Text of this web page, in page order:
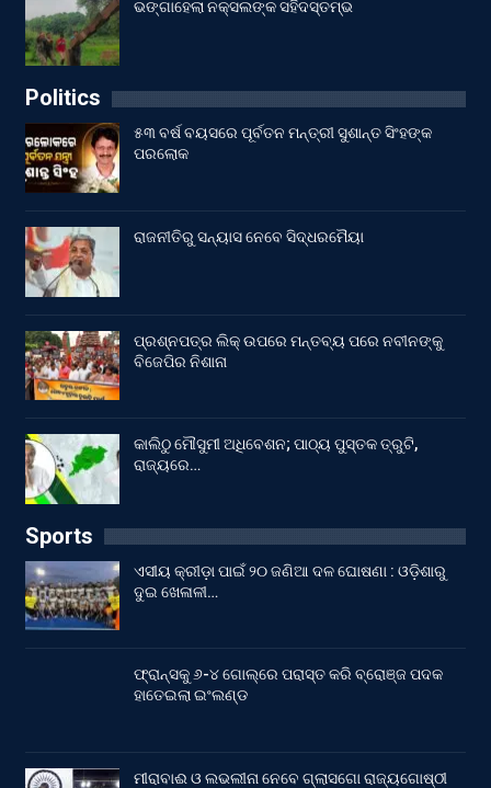
ଭଙ୍ଗାହେଲା ନକ୍ସଲଙ୍କ ସହିଦସ୍ତମ୍ଭ
Politics
୫୩ ବର୍ଷ ବୟସରେ ପୂର୍ବତନ ମନ୍ତ୍ରୀ ସୁଶାନ୍ତ ସିଂହଙ୍କ
ପରଲୋକ
ରାଜନୀତିରୁ ସନ୍ୟାସ ନେବେ ସିଦ୍ଧରମୈୟା
ପ୍ରଶ୍ନପତ୍ର ଲିକ୍ ଉପରେ ମନ୍ତବ୍ୟ ପରେ ନବୀନଙ୍କୁ
ବିଜେପିର ନିଶାନା
କାଲିଠୁ ମୌସୁମୀ ଅଧିବେଶନ; ପାଠ୍ୟ ପୁସ୍ତକ ତ୍ରୁଟି,
ରାଜ୍ୟରେ…
Sports
ଏସୀୟ କ୍ରୀଡ଼ା ପାଇଁ ୨୦ ଜଣିଆ ଦଳ ଘୋଷଣା : ଓଡ଼ିଶାରୁ
ଦୁଇ ଖେଳାଳୀ…
ଫ୍ରାନ୍ସକୁ ୬-୪ ଗୋଲ୍‌ରେ ପରାସ୍ତ କରି ବ୍ରୋଞ୍ଜ ପଦକ
ହାତେଇଲା ଇଂଲଣ୍ଡ
ମୀରାବାଈ ଓ ଲଭଲୀନା ନେବେ ଗ୍ଲାସଗୋ ରାଜ୍ୟଗୋଷ୍ଠୀ